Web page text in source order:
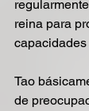
reina para
Tao
de